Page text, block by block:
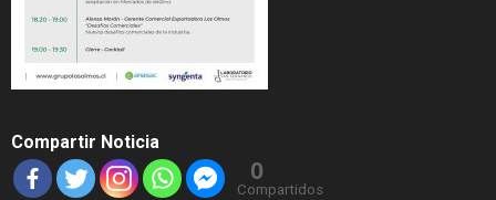
Compartir Noticia
0
Compartidos